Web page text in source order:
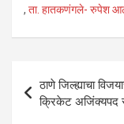
A
p
o
o
, ता. हातकणंगले- रुपेश
Post
navigation
ठाणे जिल्ह्याचा
क्रिकेट अजिंक्यपद